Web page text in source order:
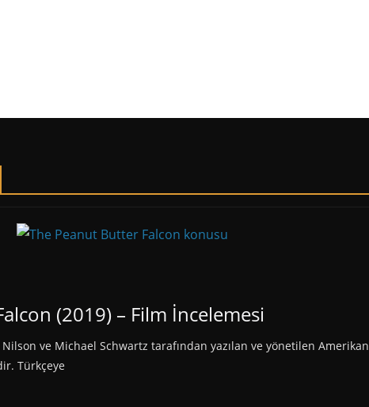
(2019) – Film İncelemesi
ve Michael Schwartz tarafından yazılan ve yönetilen Amerikan
Türkçeye